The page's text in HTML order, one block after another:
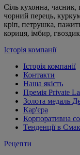
Сіль кухонна, часник,
чорний перець,
кріп, петрушка,
кориця, імбир,
Історія компанії
Історія компанії
Контакти
Наша якість
Премія Private
Золота медаль
Кар'єра
Корпоративна
Тенденції в
Рецепти